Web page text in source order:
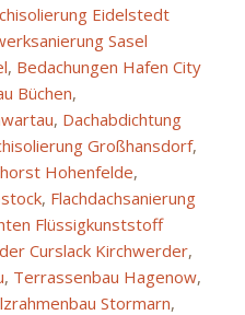
Eidelstedt
Sasel
, Bedachungen Hafen City
Büchen,
, Dachabdichtung
Großhansdorf,
Hohenfelde,
, Flachdachsanierung
Flüssigkunststoff
Curslack Kirchwerder,
, Terrassenbau Hagenow,
Stormarn,